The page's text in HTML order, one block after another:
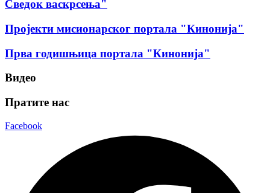
Сведок васкрсења"
Пројекти мисионарског портала "Кинонија"
Прва годишњица портала "Кинонија"
Видео
Пратите нас
Facebook